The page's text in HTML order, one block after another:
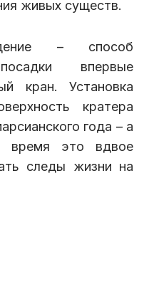
живых существ.
– способ
впервые
кран. Установка
кратера
года – а
время это вдвое
следы жизни на